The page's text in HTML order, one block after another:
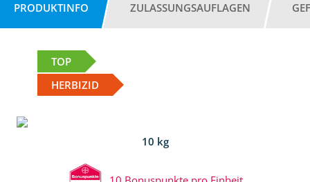
PRODUKTINFO ZULASSUNGSAUFLAGEN
TOP
HERBIZID
10 kg